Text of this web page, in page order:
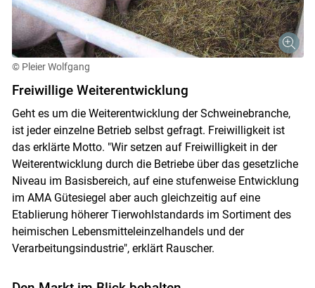
© Pleier Wolfgang
Freiwillige Weiterentwicklung
Geht es um die Weiterentwicklung der Schweinebranche,
ist jeder einzelne Betrieb selbst gefragt. Freiwilligkeit ist
das erklärte Motto. "Wir setzen auf Freiwilligkeit in der
Weiterentwicklung durch die Betriebe über das gesetzliche
Niveau im Basisbereich, auf eine stufenweise Entwicklung
im AMA Gütesiegel aber auch gleichzeitig auf eine
Etablierung höherer Tierwohlstandards im Sortiment des
heimischen Lebensmitteleinzelhandels und der
Verarbeitungsindustrie", erklärt Rauscher.